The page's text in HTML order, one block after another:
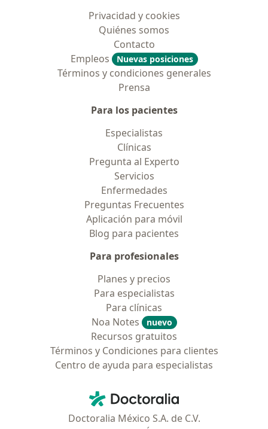
Privacidad y cookies
Quiénes somos
Contacto
Empleos
Nuevas posiciones
Términos y condiciones generales
Prensa
Para los pacientes
Especialistas
Clínicas
Pregunta al Experto
Servicios
Enfermedades
Preguntas Frecuentes
Aplicación para móvil
Blog para pacientes
Para profesionales
Planes y precios
Para especialistas
Para clínicas
Noa Notes
nuevo
Recursos gratuitos
Términos y Condiciones para clientes
Centro de ayuda para especialistas
Doctoralia - Página de inicio
Doctoralia México S.A. de C.V.